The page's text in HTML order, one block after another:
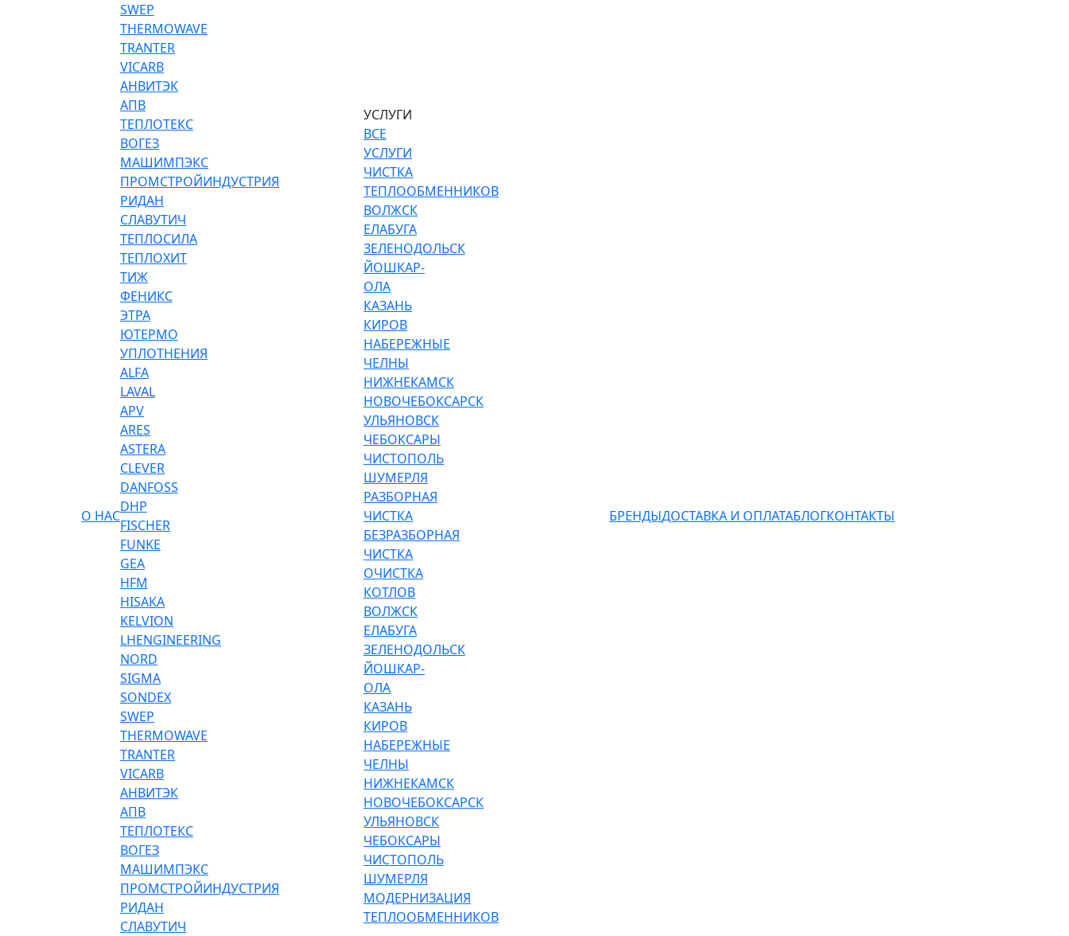
О НАС
SWEP
THERMOWAVE
TRANTER
VICARB
АНВИТЭК
АПВ
ТЕПЛОТЕКС
ВОГЕЗ
МАШИМПЭКС
ПРОМСТРОЙИНДУСТРИЯ
РИДАН
СЛАВУТИЧ
ТЕПЛОСИЛА
ТЕПЛОХИТ
ТИЖ
ФЕНИКС
ЭТРА
ЮТЕРМО
УПЛОТНЕНИЯ
ALFA
LAVAL
APV
ARES
ASTERA
CLEVER
DANFOSS
DHP
FISCHER
FUNKE
GEA
HFM
HISAKA
KELVION
LHENGINEERING
NORD
SIGMA
SONDEX
SWEP
THERMOWAVE
TRANTER
VICARB
АНВИТЭК
АПВ
ТЕПЛОТЕКС
ВОГЕЗ
МАШИМПЭКС
ПРОМСТРОЙИНДУСТРИЯ
РИДАН
СЛАВУТИЧ
УСЛУГИ
ВСЕ
УСЛУГИ
ЧИСТКА
ТЕПЛООБМЕННИКОВ
ВОЛЖСК
ЕЛАБУГА
ЗЕЛЕНОДОЛЬСК
ЙОШКАР-
ОЛА
КАЗАНЬ
КИРОВ
НАБЕРЕЖНЫЕ
ЧЕЛНЫ
НИЖНЕКАМСК
НОВОЧЕБОКСАРСК
УЛЬЯНОВСК
ЧЕБОКСАРЫ
ЧИСТОПОЛЬ
ШУМЕРЛЯ
РАЗБОРНАЯ
ЧИСТКА
БЕЗРАЗБОРНАЯ
ЧИСТКА
ОЧИСТКА
КОТЛОВ
ВОЛЖСК
ЕЛАБУГА
ЗЕЛЕНОДОЛЬСК
ЙОШКАР-
ОЛА
КАЗАНЬ
КИРОВ
НАБЕРЕЖНЫЕ
ЧЕЛНЫ
НИЖНЕКАМСК
НОВОЧЕБОКСАРСК
УЛЬЯНОВСК
ЧЕБОКСАРЫ
ЧИСТОПОЛЬ
ШУМЕРЛЯ
МОДЕРНИЗАЦИЯ
ТЕПЛООБМЕННИКОВ
БРЕНДЫДОСТАВКА И ОПЛАТАБЛОГКОНТАКТЫ